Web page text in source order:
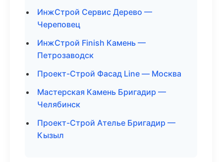
ИнжСтрой Сервис Дерево —
Череповец
ИнжСтрой Finish Камень —
Петрозаводск
Проект-Строй Фасад Line — Москва
Мастерская Камень Бригадир —
Челябинск
Проект-Строй Ателье Бригадир —
Кызыл